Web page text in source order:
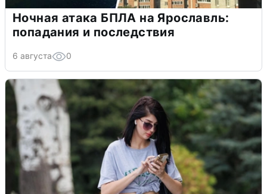
Ночная атака БПЛА на Ярославль:
попадания и последствия
6 августа 0